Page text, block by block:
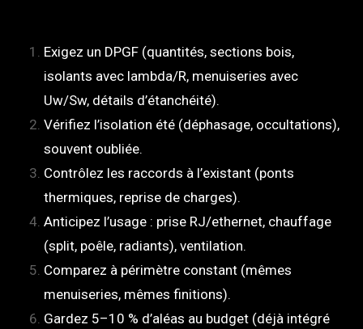
Exigez un DPGF (quantités, sections bois,
isolants avec lambda/R, menuiseries avec
Uw/Sw, détails d’étanchéité).
Vérifiez l’isolation été (déphasage, occultations),
souvent oubliée.
Contrôlez les raccords à l’existant (ponts
thermiques, reprise de charges).
Anticipez l’usage : prise RJ/ethernet, chauffage
(split, poêle, radiants), ventilation.
Comparez à périmètre constant (mêmes
menuiseries, mêmes finitions).
Gardez 5–10 % d’aléas au budget (déjà intégré